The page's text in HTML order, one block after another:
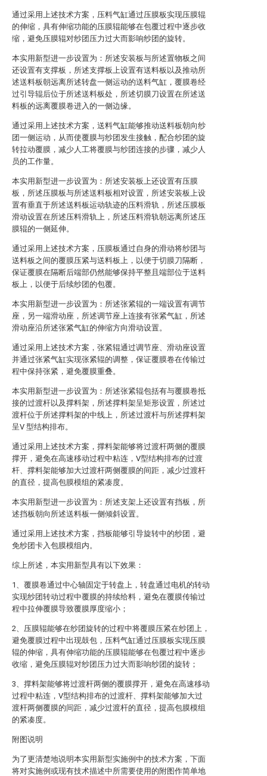
通过采用上述技术方案，压料气缸通过压膜板实现压膜辊
的伸缩，具有伸缩功能的压膜辊能够在包覆过程中逐步收
缩，避免压膜辊对纱团压力过大而影响纱团的旋转。
本实用新型进一步设置为：所述安装板与所述置物板之间
还设置有支撑板，所述支撑板上设置有送料板以及推动所
述送料板朝远离所述转盘一侧运动的送料气缸，覆膜卷经
过引导辊后位于所述送料板处，所述切膜刀设置在所述送
料板的远离覆膜卷进入的一侧边缘。
通过采用上述技术方案，送料气缸能够推动送料板朝向纱
团一侧运动，从而使覆膜与纱团发生接触，配合纱团的旋
转拉动覆膜，减少人工将覆膜与纱团连接的步骤，减少人
员的工作量。
本实用新型进一步设置为：所述安装板上还设置有压膜
板，所述压膜板与所述送料板相对设置，所述安装板上设
置有垂直于所述送料板运动轨迹的压料滑轨，所述压膜板
滑动设置在所述压料滑轨上，所述压料滑轨朝远离所述压
膜辊的一侧延伸。
通过采用上述技术方案，压膜板通过自身的滑动将纱团与
送料板之间的覆膜压紧与送料板上，以便于切膜刀隔断，
保证覆膜在隔断后端部仍然能够保持平整且端部位于送料
板上，以便于后续纱团的包覆。
本实用新型进一步设置为：所述张紧辊的一端设置有调节
座，另一端滑动座，所述调节座上连接有张紧气缸，所述
滑动座沿所述张紧气缸的伸缩方向滑动设置。
通过采用上述技术方案，张紧辊通过调节座、滑动座设置
并通过张紧气缸实现张紧辊的调整，保证覆膜卷在传输过
程中保持张紧，避免覆膜重叠。
本实用新型进一步设置为：所述张紧辊包括有与覆膜卷抵
接的过渡杆以及撑料架，所述撑料架呈矩形设置，所述过
渡杆位于所述撑料架的中线上，所述过渡杆与所述撑料架
呈V 型结构排布。
通过采用上述技术方案，撑料架能够将过渡杆两侧的覆膜
撑开，避免在高速移动过程中粘连，V型结构排布的过渡
杆、撑料架能够加大过渡杆两侧覆膜的间距，减少过渡杆
的直径，提高包膜模组的紧凑度。
本实用新型进一步设置为：所述支架上还设置有挡板，所
述挡板朝向所述送料板一侧倾斜设置。
通过采用上述技术方案，挡板能够引导旋转中的纱团，避
免纱团卡入包膜模组内。
综上所述，本实用新型具有以下效果：
1、覆膜卷通过中心轴固定于转盘上，转盘通过电机的转动
实现纱团转动过程中覆膜的持续给料，避免在覆膜传输过
程中拉伸覆膜导致覆膜厚度缩小；
2、压膜辊能够在纱团旋转的过程中将覆膜压紧在纱团上，
避免覆膜过程中出现鼓包，压料气缸通过压膜板实现压膜
辊的伸缩，具有伸缩功能的压膜辊能够在包覆过程中逐步
收缩，避免压膜辊对纱团压力过大而影响纱团的旋转；
3、撑料架能够将过渡杆两侧的覆膜撑开，避免在高速移动
过程中粘连，V型结构排布的过渡杆、撑料架能够加大过
渡杆两侧覆膜的间距，减少过渡杆的直径，提高包膜模组
的紧凑度。
附图说明
为了更清楚地说明本实用新型实施例中的技术方案，下面
将对实施例或现有技术描述中所需要使用的附图作简单地